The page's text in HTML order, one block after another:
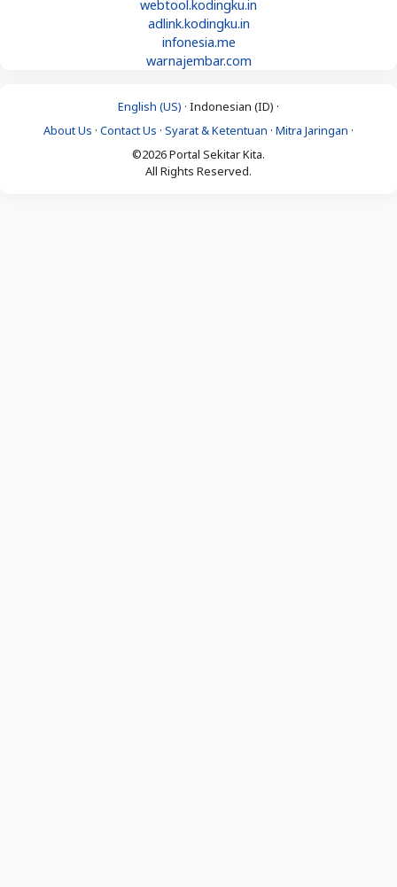
webtool.kodingku.in
adlink.kodingku.in
infonesia.me
warnajembar.com
English (US) · Indonesian (ID) ·
About Us · Contact Us · Syarat & Ketentuan · Mitra Jaringan ·
©2026 Portal Sekitar Kita.
All Rights Reserved.